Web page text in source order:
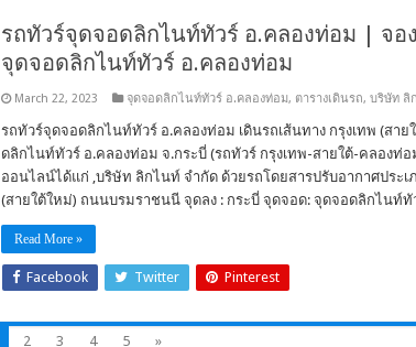
รถทัวร์จุดจอดลิกไนท์ทัวร์ อ.คลองท่อม | จอ
จุดจอดลิกไนท์ทัวร์ อ.คลองท่อม
March 22, 2023 จุดจอดลิกไนท์ทัวร์ อ.คลองท่อม, ตารางเดินรถ, บริษัท ลิ
รถทัวร์จุดจอดลิกไนท์ทัวร์ อ.คลองท่อม เดินรถเส้นทาง กรุงเทพ (สา
ดลิกไนท์ทัวร์ อ.คลองท่อม จ.กระบี่ (รถทัวร์ กรุงเทพ-สายใต้-คลองท่
ออนไลน์ได้แก่ ,บริษัท ลิกไนท์ จำกัด ด้วยรถโดยสารปรับอากาศประเ
(สายใต้ใหม่) ถนนบรมราชนนี จุดลง : กระบี่ จุดจอด: จุดจอดลิกไนท์
Read More »
Facebook Twitter Pinterest
2 3 4 5 »